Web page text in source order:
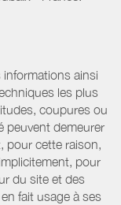
ainsi
les plus
coupures ou
peuvent demeurer
pour cette raison,
pour
du site et des
fait usage à ses